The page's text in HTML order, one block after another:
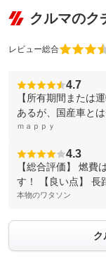
クルマのク
レビュー総合
4.7
【所有期間または
あるが、国産車と
ｍａｐｐｙ
4.3
【総合評価】 燃費
す！ 【良い点】 長
本物のワタソン
ク